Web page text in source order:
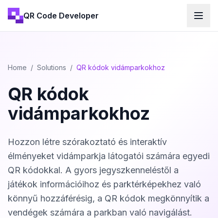
QR Code Developer
Home / Solutions / QR kódok vidámparkokhoz
QR kódok
vidámparkokhoz
Hozzon létre szórakoztató és interaktív
élményeket vidámparkja látogatói számára egyedi
QR kódokkal. A gyors jegyszkenneléstől a
játékok információihoz és parktérképekhez való
könnyű hozzáférésig, a QR kódok megkönnyítik a
vendégek számára a parkban való navigálást.